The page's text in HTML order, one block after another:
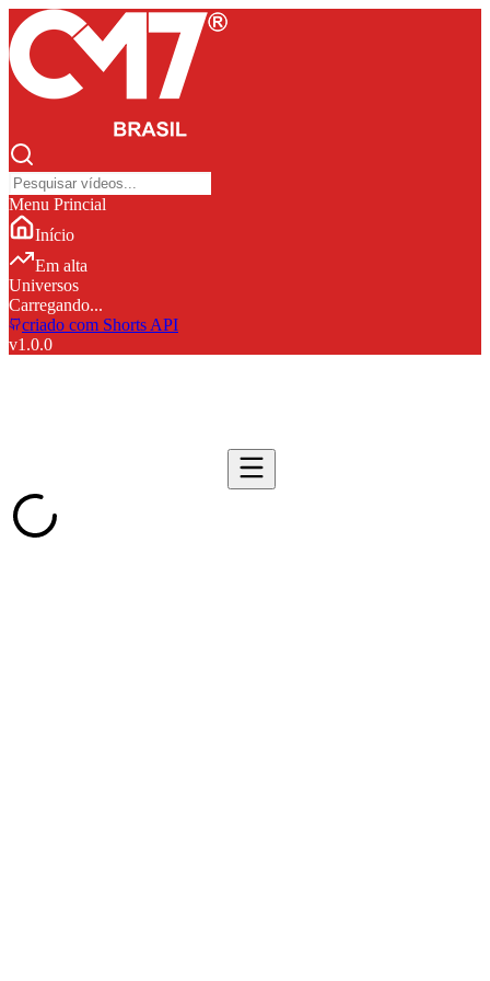
Menu Princial
Início
Em alta
Universos
Carregando...
criado com Shorts API
v1.0.0